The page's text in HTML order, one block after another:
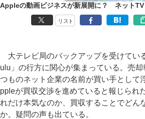
Appleの動画ビジネスが新展開に？ ネット
リスト
大テレビ局のバックアップを受けてい
ulu」の行方に関心が集まっている。売却
つものネット企業の名前が買い手として
ppleが買収交渉を進めていると報じられ
れだけ本気なのか、買収することでどん
か。疑問の声も出ている。